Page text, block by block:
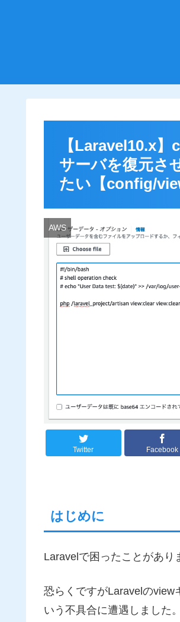
【Laravel10.x
サーバを復元さ
たい【config/
AWS
Twitter Facebook
はじめに
Laravelで困ったことがあり
恐らくですがLaravelのview
いう不具合に遭遇しました